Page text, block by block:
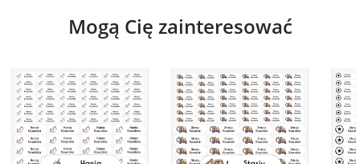
Mogą Cię zainteresować